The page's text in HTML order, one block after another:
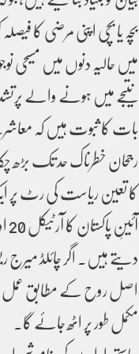
بچہ یا بچی اپنی مرضی کا
میں حالیہ دنوں میں
نتیجے میں ہونے والے
بات کا ثبوت ہیں کہ
رجحان خطرناک حد تک بڑھ
کا تعین ریاست کی رٹ پر
دیتے ہیں۔ اگر چائلڈ
اصل روح کے مطابق عمل نہ
مکمل طور پر اٹھ جائے گا۔